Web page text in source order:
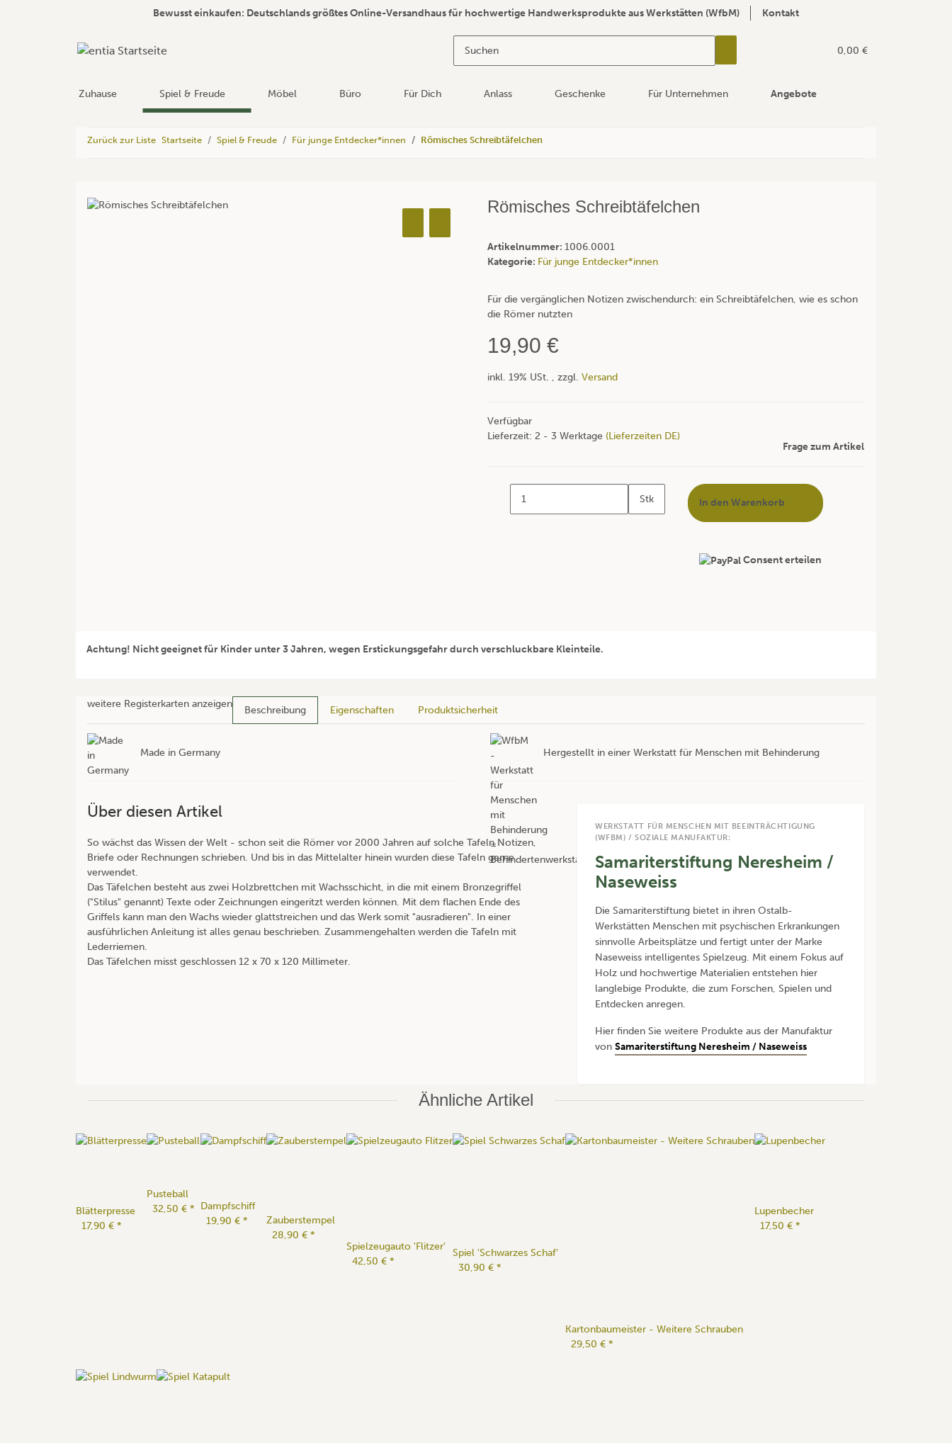
Bewusst einkaufen: Deutschlands größtes Online-Versandhaus für hochwertige Handwerksprodukte aus Werkstätten (WfbM) Kontakt
0,00 €
Zuhause Spiel & Freude Möbel Büro Für Dich Anlass Geschenke Für Unternehmen Angebote
Zurück zur Liste Startseite Spiel & Freude Für junge Entdecker*innen Römisches Schreibtäfelchen
Römisches Schreibtäfelchen
Artikelnummer: 1006.0001
Kategorie: Für junge Entdecker*innen
Für die vergänglichen Notizen zwischendurch: ein Schreibtäfelchen, wie es schon
die Römer nutzten
19,90 €
inkl. 19% USt. , zzgl. Versand
Verfügbar
Lieferzeit: 2 - 3 Werktage (Lieferzeiten DE)
Frage zum Artikel
Stk In den Warenkorb
Consent erteilen
Achtung! Nicht geeignet für Kinder unter 3 Jahren, wegen Erstickungsgefahr durch verschluckbare Kleinteile.
weitere Registerkarten anzeigen
Beschreibung Eigenschaften Produktsicherheit
Made in Germany Hergestellt in einer Werkstatt für Menschen mit Behinderung
Über diesen Artikel
So wächst das Wissen der Welt - schon seit die Römer vor 2000 Jahren auf solche Tafeln Notizen,
Briefe oder Rechnungen schrieben. Und bis in das Mittelalter hinein wurden diese Tafeln gerne
verwendet.
Das Täfelchen besteht aus zwei Holzbrettchen mit Wachsschicht, in die mit einem Bronzegriffel
("Stilus" genannt) Texte oder Zeichnungen eingeritzt werden können. Mit dem flachen Ende des
Griffels kann man den Wachs wieder glattstreichen und das Werk somit "ausradieren". In einer
ausführlichen Anleitung ist alles genau beschrieben. Zusammengehalten werden die Tafeln mit
Lederriemen.
Das Täfelchen misst geschlossen 12 x 70 x 120 Millimeter.
WERKSTATT FÜR MENSCHEN MIT BEEINTRÄCHTIGUNG
(WFBM) / SOZIALE MANUFAKTUR:
Samariterstiftung Neresheim /
Naseweiss
Die Samariterstiftung bietet in ihren Ostalb-
Werkstätten Menschen mit psychischen Erkrankungen
sinnvolle Arbeitsplätze und fertigt unter der Marke
Naseweiss intelligentes Spielzeug. Mit einem Fokus auf
Holz und hochwertige Materialien entstehen hier
langlebige Produkte, die zum Forschen, Spielen und
Entdecken anregen.
Hier finden Sie weitere Produkte aus der Manufaktur
vonSamariterstiftung Neresheim / Naseweiss
Ähnliche Artikel
Blätterpresse
17,90 € *
Pusteball
32,50 € * Dampfschiff
19,90 € *
Zauberstempel
28,90 € *
Spielzeugauto 'Flitzer'
42,50 € *
Spiel 'Schwarzes Schaf'
30,90 € *
Kartonbaumeister - Weitere Schrauben
29,50 € *
Lupenbecher
17,50 € *